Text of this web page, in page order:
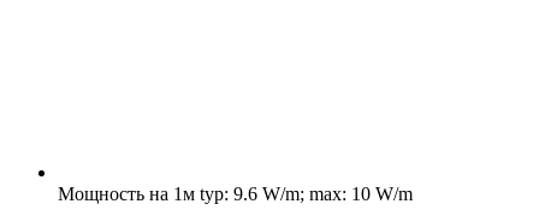
Мощность на 1м typ: 9.6 W/m; max: 10 W/m